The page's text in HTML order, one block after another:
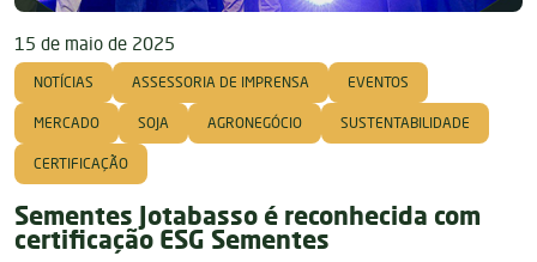
15 de maio de 2025
NOTÍCIAS ASSESSORIA DE IMPRENSA EVENTOS
MERCADO SOJA AGRONEGÓCIO SUSTENTABILIDADE
CERTIFICAÇÃO
Sementes Jotabasso é reconhecida com
certificação ESG Sementes